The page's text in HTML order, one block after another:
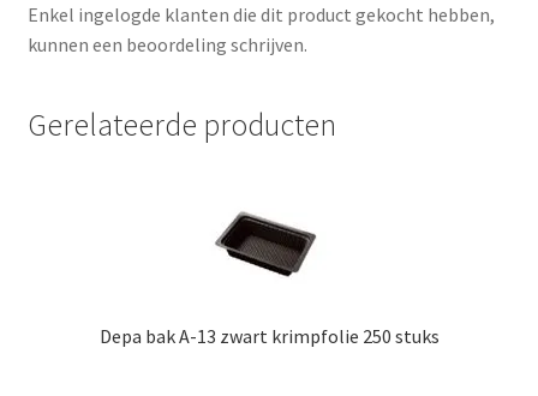
Enkel ingelogde klanten die dit product gekocht hebben,
kunnen een beoordeling schrijven.
Gerelateerde producten
Depa bak A-13 zwart krimpfolie 250 stuks